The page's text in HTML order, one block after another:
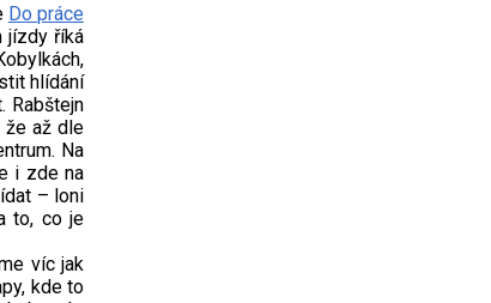
Do práce
jízdy říká
hlídání
Rabštejn
že až dle
Na
i zde na
– loni
to, co je
víc jak
kde to